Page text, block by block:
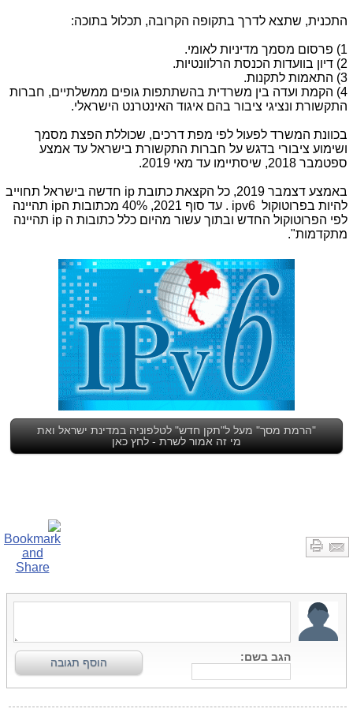
התכנית, שתצא לדרך בתקופה הקרובה, תכלול בתוכה:
1) פרסום מסמך מדיניות לאומי.
2) דיון בוועדות הכנסת הרלוונטיות.
3) התאמות לתקנות.
4) הקמת ועדה בין משרדית בהשתתפות גופים ממשלתיים, חברות
התקשורת ונציגי ציבור בהם איגוד האינטרנט הישראלי.
בכוונת המשרד לפעול לפי מפת דרכים, שכוללת הפצת מסמך
ושימוע ציבורי בדגש על חברות התקשורת בישראל עד אמצע
ספטמבר 2018, שיסתיימו עד מאי 2019.
באמצע דצמבר 2019, כל הקצאת כתובת ip חדשה בישראל תחוייב
להיות בפרוטוקול ipv6 . עד סוף 2021, 40% מכתובות ה ip תהיינה
לפי הפרוטוקול החדש ובתוך עשור מהיום כלל כתובות ה ip תהיינה
מתקדמות".
"הרמת מסך" מעל ל"תקן חדש" לטלפוניה במדינת ישראל ואת
מי זה אמור לשרת - לחץ כאן